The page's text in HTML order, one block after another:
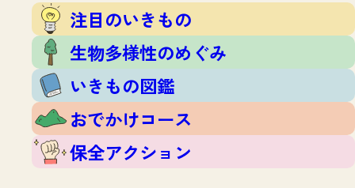
調査結果
ふくおかいきものマップ
マッチングTOP
掲載申し込みフォーム
お問合せ
注目のいきもの
生物多様性のめぐみ
いきもの図鑑
おでかけコース
保全アクション